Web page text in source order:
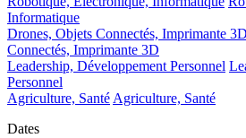
Informatique
Drones, Objets Connectés, Imprimante 3D
Connectés, Imprimante 3D
Leadership, Développement Personnel
Personnel
Agriculture, SantéAgriculture, Santé
Dates